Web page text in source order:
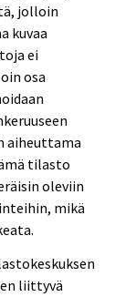
jolloin
kuvaa
ei
osa
aiheuttama
tilasto
oleviin
mikä
liittyvä